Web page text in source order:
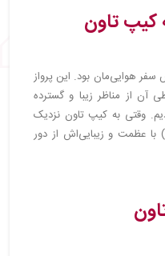
کیپ تاون
هوایی‌مان بود. این پرواز
از مناظر زیبا و گسترده
وقتی به کیپ تاون نزدیک
شدیم، کوه تیبل (Table Mountain) با عظمت و زیبایی‌اش از دور